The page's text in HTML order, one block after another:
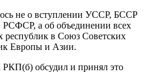
не о вступлении УССР, БССР
РСФСР, а об объединении всех
республик в Союз Советских
Европы и Азии.
обсудил и принял это